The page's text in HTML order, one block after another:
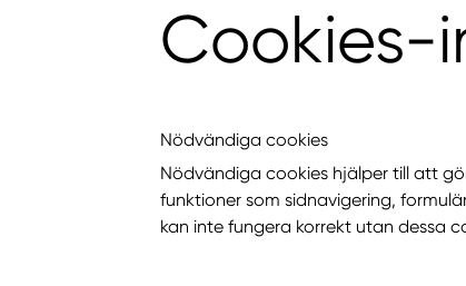
Cookies-
Nödvändiga cookies
Nödvändiga cookies hjälper till att
funktioner som sidnavigering,
kan inte fungera korrekt utan dessa